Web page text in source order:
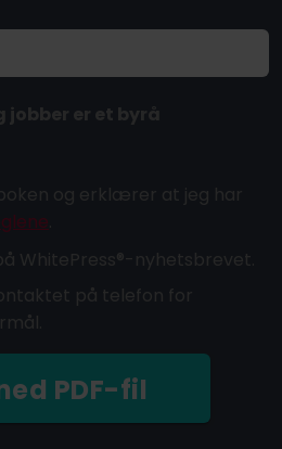
jobber er et byrå
og erklærer at jeg har
WhitePress®-nyhetsbrevet.
på telefon for
PDF-fil